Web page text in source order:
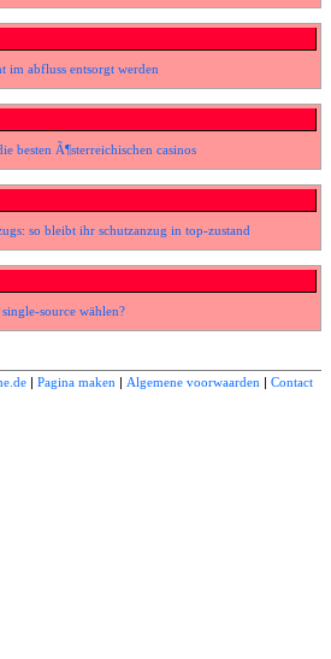
im abfluss entsorgt werden
besten Ã¶sterreichischen casinos
so bleibt ihr schutzanzug in top-zustand
source wählen?
| Pagina maken | Algemene voorwaarden | Contact